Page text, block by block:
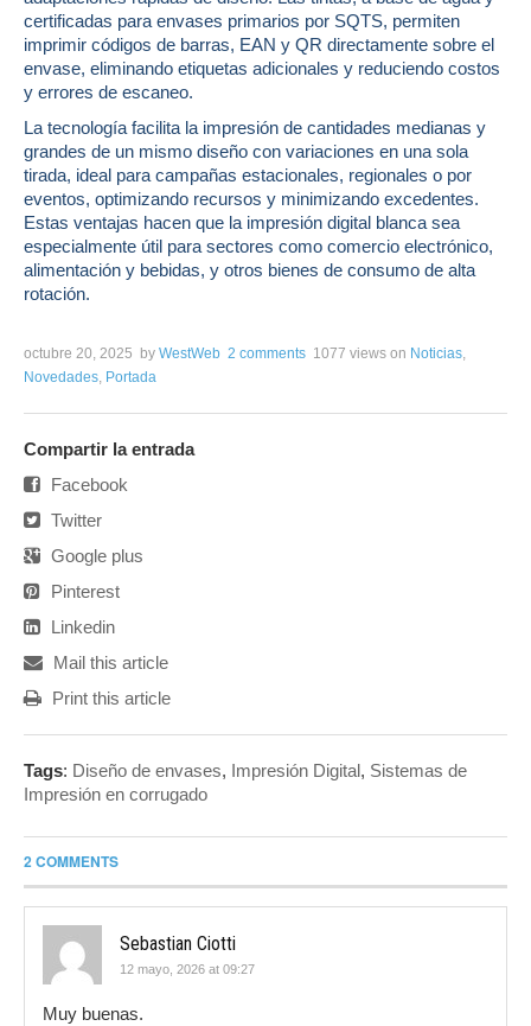
certificadas para envases primarios por SQTS, permiten
imprimir códigos de barras, EAN y QR directamente sobre el
envase, eliminando etiquetas adicionales y reduciendo costos
y errores de escaneo.
La tecnología facilita la impresión de cantidades medianas y
grandes de un mismo diseño con variaciones en una sola
tirada, ideal para campañas estacionales, regionales o por
eventos, optimizando recursos y minimizando excedentes.
Estas ventajas hacen que la impresión digital blanca sea
especialmente útil para sectores como comercio electrónico,
alimentación y bebidas, y otros bienes de consumo de alta
rotación.
octubre 20, 2025 by WestWeb 2 comments 1077 views on Noticias,
Novedades, Portada
Compartir la entrada
Facebook
Twitter
Google plus
Pinterest
Linkedin
Mail this article
Print this article
Tags: Diseño de envases, Impresión Digital, Sistemas de
Impresión en corrugado
2 COMMENTS
Sebastian Ciotti
12 mayo, 2026 at 09:27
Muy buenas.